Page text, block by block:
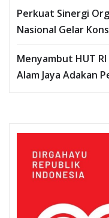
Perkuat Sinergi
Nasional Gelar
Menyambut HUT
Alam Jaya Adakan